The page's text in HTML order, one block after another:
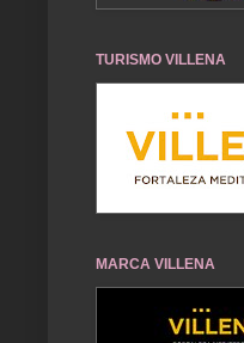
TURISMO VILLENA
MARCA VILLENA